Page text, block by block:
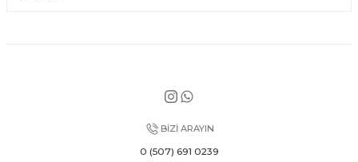
BİZİ ARAYIN
0 (507) 691 0239